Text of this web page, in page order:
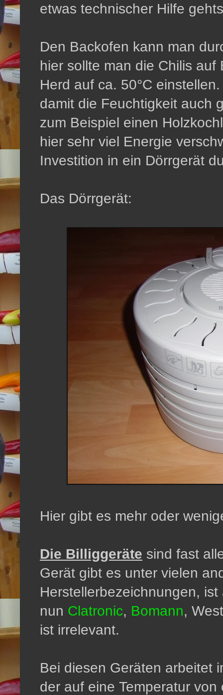
etwas technischer Hilfe
Den Backofen kann man
hier sollte man die Chilis
Herd auf ca. 50°C
damit die Feuchtigkeit auch
zum Beispiel einen
hier sehr viel Energie
Investition in ein Dörrgerät
Das Dörrgerät:
Hier gibt es mehr oder
Die Billiggeräte sind fast
Gerät gibt es unter vielen
Herstellerbezeichnungen,
nun Clatronic, Bomann,
ist irrelevant.
Bei diesen Geräten arbeitet
der auf eine Temperatur